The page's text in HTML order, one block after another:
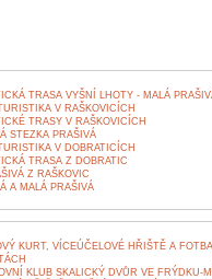
TRASA VYŠNÍ LHOTY - MALÁ
V RAŠKOVICÍCH
TRASY V RAŠKOVICÍCH
STEZKA PRAŠIVÁ
V DOBRATICÍCH
TRASA Z DOBRATIC
Z RAŠKOVIC
A MALÁ PRAŠIVÁ
KURT, VÍCEÚČELOVÉ HŘIŠTĚ A
KLUB SKALICKÝ DVŮR VE FRÝDKU-